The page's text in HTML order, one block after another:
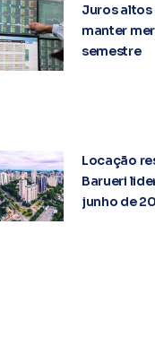
Juros altos
manter
semestre
Locação
Barueri
junho de